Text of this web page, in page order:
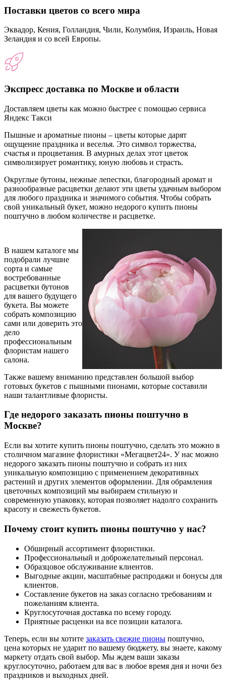
Поставки цветов со всего мира
Эквадор, Кения, Голландия, Чили, Колумбия, Израиль, Новая
Зеландия и со всей Европы.
Экспресс доставка по Москве и области
Доставляем цветы как можно быстрее с помощью сервиса
Яндекс Такси
Пышные и ароматные пионы – цветы которые дарят
ощущение праздника и веселья. Это символ торжества,
счастья и процветания. В амурных делах этот цветок
символизирует романтику, юную любовь и страсть.
Округлые бутоны, нежные лепестки, благородный аромат и
разнообразные расцветки делают эти цветы удачным выбором
для любого праздника и значимого события. Чтобы собрать
свой уникальный букет, можно недорого купить пионы
поштучно в любом количестве и расцветке.
В нашем каталоге мы
подобрали лучшие
сорта и самые
востребованные
расцветки бутонов
для вашего будущего
букета. Вы можете
собрать композицию
сами или доверить это
дело
профессиональным
флористам нашего
салона.
Также вашему вниманию представлен большой выбор
готовых букетов с пышными пионами, которые составили
наши талантливые флористы.
Где недорого заказать пионы поштучно в
Москве?
Если вы хотите купить пионы поштучно, сделать это можно в
столичном магазине флористики «Мегацвет24». У нас можно
недорого заказать пионы поштучно и собрать из них
уникальную композицию с применением декоративных
растений и других элементов оформлении. Для обрамления
цветочных композиций мы выбираем стильную и
современную упаковку, которая позволяет надолго сохранить
красоту и свежесть букетов.
Почему стоит купить пионы поштучно у нас?
Обширный ассортимент флористики.
Профессиональный и доброжелательный персонал.
Образцовое обслуживание клиентов.
Выгодные акции, масштабные распродажи и бонусы для
клиентов.
Составление букетов на заказ согласно требованиям и
пожеланиям клиента.
Круглосуточная доставка по всему городу.
Приятные расценки на все позиции каталога.
Теперь, если вы хотите заказать свежие пионы поштучно,
цена которых не ударит по вашему бюджету, вы знаете, какому
маркету отдать свой выбор. Мы ждем ваши заказы
круглосуточно, работаем для вас в любое время дня и ночи без
праздников и выходных дней.